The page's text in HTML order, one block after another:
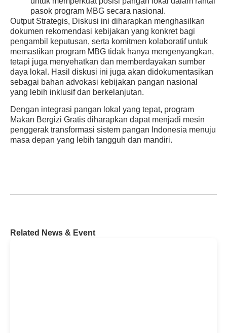
pasok program MBG secara nasional.
Output Strategis, Diskusi ini diharapkan menghasilkan
dokumen rekomendasi kebijakan yang konkret bagi
pengambil keputusan, serta komitmen kolaboratif untuk
memastikan program MBG tidak hanya mengenyangkan,
tetapi juga menyehatkan dan memberdayakan sumber
daya lokal. Hasil diskusi ini juga akan didokumentasikan
sebagai bahan advokasi kebijakan pangan nasional
yang lebih inklusif dan berkelanjutan.
Dengan integrasi pangan lokal yang tepat, program
Makan Bergizi Gratis diharapkan dapat menjadi mesin
penggerak transformasi sistem pangan Indonesia menuju
masa depan yang lebih tangguh dan mandiri.
Related News & Event